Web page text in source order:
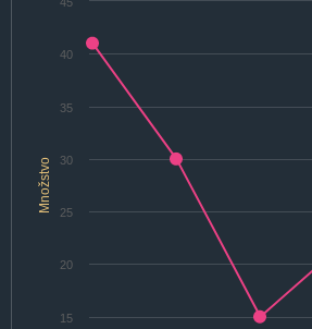
Množstvo
15
20
25
30
35
40